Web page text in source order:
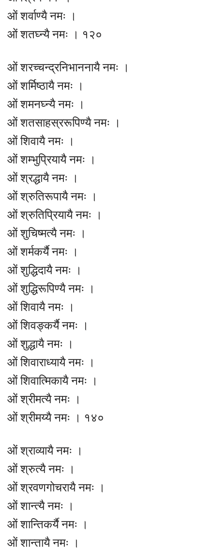
ओं शर्वाण्यै नमः ।
ओं शतघ्न्यै नमः । १२०
ओं शरच्चन्द्रनिभाननायै नमः ।
ओं शर्मिष्ठायै नमः ।
ओं शमनघ्न्यै नमः ।
ओं शतसाहस्ररूपिण्यै नमः ।
ओं शिवायै नमः ।
ओं शम्भुप्रियायै नमः ।
ओं श्रद्धायै नमः ।
ओं श्रुतिरूपायै नमः ।
ओं श्रुतिप्रियायै नमः ।
ओं शुचिष्मत्यै नमः ।
ओं शर्मकर्यै नमः ।
ओं शुद्धिदायै नमः ।
ओं शुद्धिरूपिण्यै नमः ।
ओं शिवायै नमः ।
ओं शिवङ्कर्यै नमः ।
ओं शुद्धायै नमः ।
ओं शिवाराध्यायै नमः ।
ओं शिवात्मिकायै नमः ।
ओं श्रीमत्यै नमः ।
ओं श्रीमय्यै नमः । १४०
ओं श्राव्यायै नमः ।
ओं श्रुत्यै नमः ।
ओं श्रवणगोचरायै नमः ।
ओं शान्त्यै नमः ।
ओं शान्तिकर्यै नमः ।
ओं शान्तायै नमः ।